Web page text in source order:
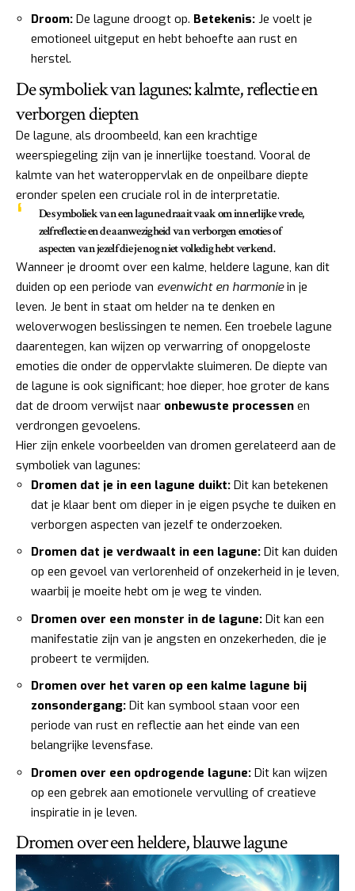
Droom: De lagune droogt op. Betekenis: Je voelt je
emotioneel uitgeput en hebt behoefte aan rust en
herstel.
De symboliek van lagunes: kalmte, reflectie en
verborgen diepten
De lagune, als droombeeld, kan een krachtige
weerspiegeling zijn van je innerlijke toestand. Vooral de
kalmte van het wateroppervlak en de onpeilbare diepte
eronder spelen een cruciale rol in de interpretatie.
De symboliek van een lagune draait vaak ominnerlijke vrede,
zelfreflectieen de aanwezigheid vanverborgen emotiesof
aspecten van jezelf die je nog niet volledig hebt verkend.
Wanneer je droomt over een kalme, heldere lagune, kan dit
duiden op een periode van evenwicht en harmoniein je
leven. Je bent in staat om helder na te denken en
weloverwogen beslissingen te nemen. Een troebele lagune
daarentegen, kan wijzen op verwarring of onopgeloste
emoties die onder de oppervlakte sluimeren. De diepte van
de lagune is ook significant; hoe dieper, hoe groter de kans
dat de droom verwijst naar onbewuste processen en
verdrongen gevoelens.
Hier zijn enkele voorbeelden van dromen gerelateerd aan de
symboliek van lagunes:
Dromen dat je in een lagune duikt: Dit kan betekenen
dat je klaar bent om dieper in je eigen psyche te duiken en
verborgen aspecten van jezelf te onderzoeken.
Dromen dat je verdwaalt in een lagune: Dit kan duiden
op een gevoel van verlorenheid of onzekerheid in je leven,
waarbij je moeite hebt om je weg te vinden.
Dromen over een monster in de lagune: Dit kan een
manifestatie zijn van je angsten en onzekerheden, die je
probeert te vermijden.
Dromen over het varen op een kalme lagune bij
zonsondergang: Dit kan symbool staan voor een
periode van rust en reflectie aan het einde van een
belangrijke levensfase.
Dromen over een opdrogende lagune: Dit kan wijzen
op een gebrek aan emotionele vervulling of creatieve
inspiratie in je leven.
Dromen over een heldere, blauwe lagune